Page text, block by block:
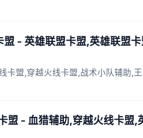
盟 - 英雄联盟卡盟,英雄联盟
卡盟,穿越火线卡盟,战术小队辅助,
盟 - 血猎辅助,穿越火线卡盟,